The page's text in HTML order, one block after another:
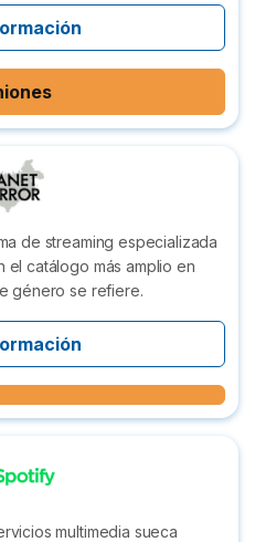
de streaming especializada
el catálogo más amplio en
género se refiere.
multimedia sueca